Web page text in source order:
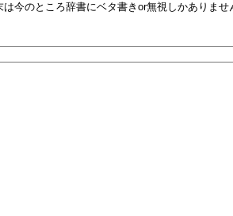
今のところ辞書にベタ書きor無視しかありま